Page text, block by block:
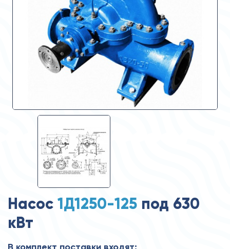
Насос 1Д1250-125 под 630
кВт
В комплект поставки входят: